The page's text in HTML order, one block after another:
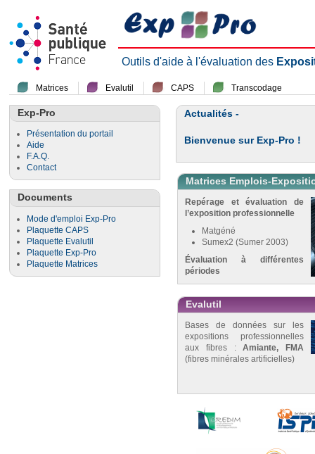
Outils d'aide à l'évaluation des
Matrices Evalutil CAPS Transcodage
Exp-Pro
Présentation du portail
Aide
F.A.Q.
Contact
Documents
Mode d'emploi Exp-Pro
Plaquette CAPS
Plaquette Evalutil
Plaquette Exp-Pro
Plaquette Matrices
Actualités -
Bienvenue sur Exp-Pro !
Matrices Emplois-
Repérage et évaluation de
l’exposition professionnelle
Matgéné
Sumex2 (Sumer 2003)
Évaluation à différentes
périodes
Evalutil
Bases de données sur les
expositions professionnelles
aux fibres :Amiante, FMA
(fibres minérales artificielles)